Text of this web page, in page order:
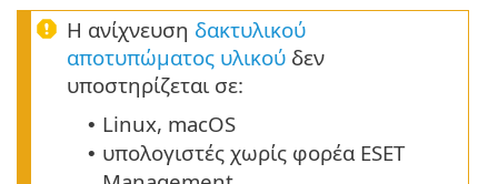
Η ανίχνευση δακτυλικού
αποτυπώματος υλικού δεν
υποστηρίζεται σε:
• Linux, macOS
• υπολογιστές χωρίς φορέα ESET